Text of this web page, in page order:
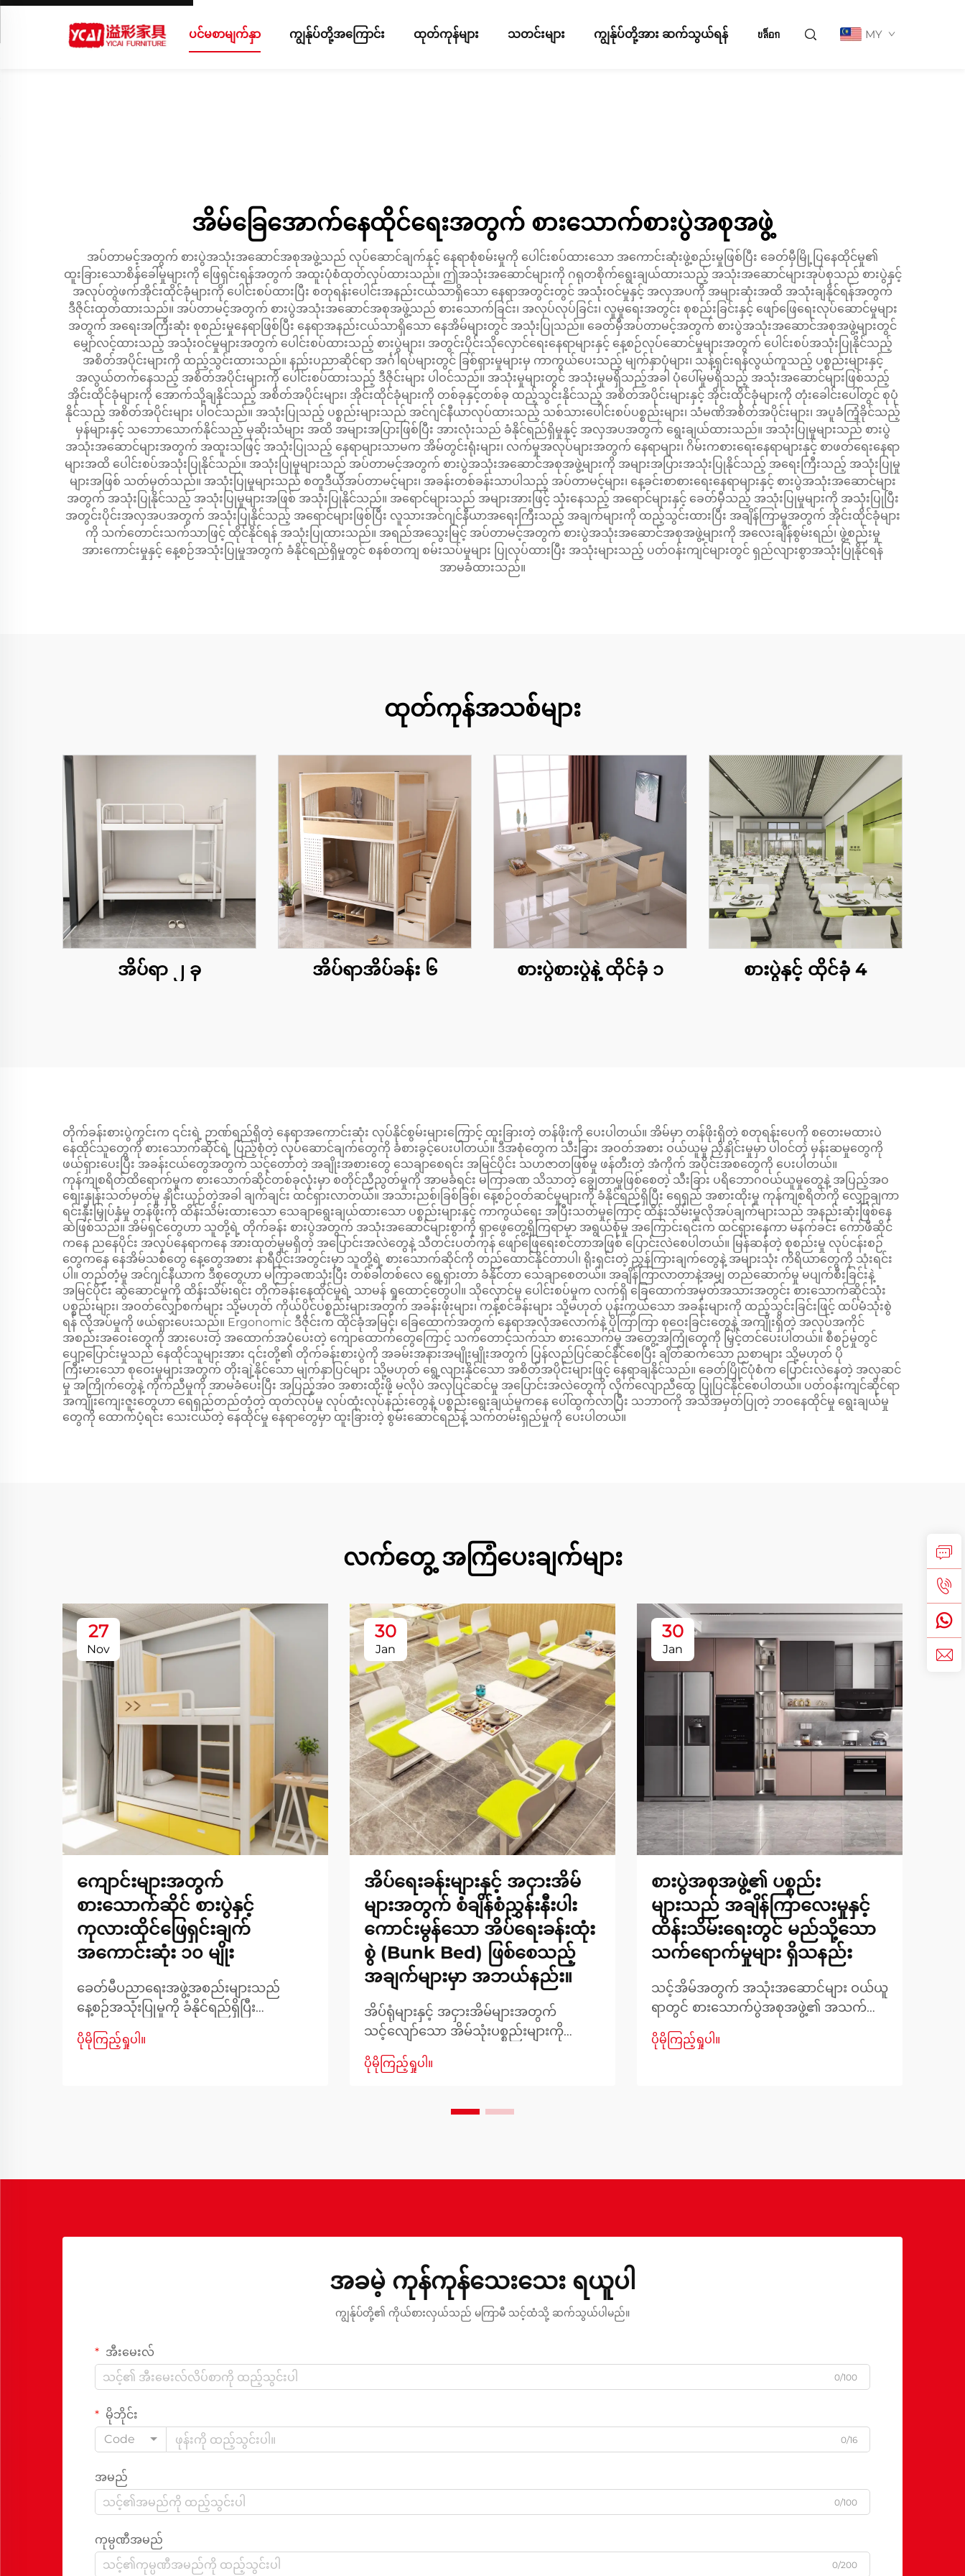
ပင်မစာမျက်နှာ ကျွန်ုပ်တို့အကြောင်း ထုတ်ကုန်များ သတင်းများ ကျွန်ုပ်တို့အား ဆက်သွယ်ရန် บล็อก MY
အိမ်ခြေအောက်နေထိုင်ရေးအတွက် စားသောက်စားပွဲအစုအဖွဲ့
အပ်တာမင့်အတွက် စားပွဲအသုံးအဆောင်အစုအဖွဲ့သည် လုပ်ဆောင်ချက်နှင့် နေရာစုံစမ်းမှုကို ပေါင်းစပ်ထားသော အကောင်းဆုံးဖွဲ့စည်းမှုဖြစ်ပြီး ခေတ်မှီမြို့ပြနေထိုင်မှု၏
ထူးခြားသောစိန်ခေါ်မှုများကို ဖြေရှင်းရန်အတွက် အထူးပုံစံထုတ်လုပ်ထားသည်။ ဤအသုံးအဆောင်များကို ဂရုတစိုက်ရွေးချယ်ထားသည့် အသုံးအဆောင်များအုပ်စုသည် စားပွဲနှင့်
အလုပ်တွဲဖက်အိုင်းထိုင်ခုံများကို ပေါင်းစပ်ထားပြီး စတုရန်းပေါင်းအနည်းငယ်သာရှိသော နေရာအတွင်းတွင် အသုံးဝင်မှုနှင့် အလှအပကို အများဆုံးအထိ အသုံးချနိုင်ရန်အတွက်
ဒီဇိုင်းထုတ်ထားသည်။ အပ်တာမင့်အတွက် စားပွဲအသုံးအဆောင်အစုအဖွဲ့သည် စားသောက်ခြင်း၊ အလုပ်လုပ်ခြင်း၊ လူမှုရေးအတွင်း စုစည်းခြင်းနှင့် ဖျော်ဖြေရေးလုပ်ဆောင်မှုများ
အတွက် အရေးအကြီးဆုံး စုစည်းမှုနေရာဖြစ်ပြီး နေရာအနည်းငယ်သာရှိသော နေအိမ်များတွင် အသုံးပြုသည်။ ခေတ်မှီအပ်တာမင့်အတွက် စားပွဲအသုံးအဆောင်အစုအဖွဲ့များတွင်
မျှော်လင့်ထားသည့် အသုံးဝင်မှုများအတွက် ပေါင်းစပ်ထားသည့် စားပွဲများ၊ အတွင်းပိုင်းသိုလှောင်ရေးနေရာများနှင့် နေ့စဉ်လုပ်ဆောင်မှုများအတွက် ပေါင်းစပ်အသုံးပြုနိုင်သည့်
အစိတ်အပိုင်းများကို ထည့်သွင်းထားသည်။ နည်းပညာဆိုင်ရာ အင်္ဂါရပ်များတွင် ခြစ်ရှားမှုများမှ ကာကွယ်ပေးသည့် မျက်နှာပုံများ၊ သန့်ရှင်းရန်လွယ်ကူသည့် ပစ္စည်းများနှင့်
အလွယ်တက်နေသည့် အစိတ်အပိုင်းများကို ပေါင်းစပ်ထားသည့် ဒီဇိုင်းများ ပါဝင်သည်။ အသုံးမှုများတွင် အသုံးမှုမရှိသည့်အခါ ပုံပေါ်မှုမရှိသည့် အသုံးအဆောင်များဖြစ်သည့်
အိုင်းထိုင်ခုံများကို အောက်သို့ချနိုင်သည့် အစိတ်အပိုင်းများ၊ အိုင်းထိုင်ခုံများကို တစ်ခုနှင့်တစ်ခု ထည့်သွင်းနိုင်သည့် အစိတ်အပိုင်းများနှင့် အိုင်းထိုင်ခုံများကို တုံးခေါင်းပေါ်တွင် စုပုံ
နိုင်သည့် အစိတ်အပိုင်းများ ပါဝင်သည်။ အသုံးပြုသည့် ပစ္စည်းများသည် အင်ဂျင်နီယာလုပ်ထားသည့် သစ်သားပေါင်းစပ်ပစ္စည်းများ၊ သံမဏိအစိတ်အပိုင်းများ၊ အပူခံကြံ့ခိုင်သည့်
မှန်များနှင့် သဘောသောက်နိုင်သည့် မုဆိုးသံများ အထိ အများအပြားဖြစ်ပြီး အားလုံးသည် ခံနိုင်ရည်ရှိမှုနှင့် အလှအပအတွက် ရွေးချယ်ထားသည်။ အသုံးပြုမှုများသည် စားပွဲ
အသုံးအဆောင်များအတွက် အထူးသဖြင့် အသုံးပြုသည့် နေရာများသာမက အိမ်တွင်းရုံးများ၊ လက်မှုအလုပ်များအတွက် နေရာများ၊ ဂိမ်းကစားရေးနေရာများနှင့် စာဖတ်ရေးနေရာ
များအထိ ပေါင်းစပ်အသုံးပြုနိုင်သည်။ အသုံးပြုမှုများသည် အပ်တာမင့်အတွက် စားပွဲအသုံးအဆောင်အစုအဖွဲ့များကို အများအပြားအသုံးပြုနိုင်သည့် အရေးကြီးသည့် အသုံးပြုမှု
များအဖြစ် သတ်မှတ်သည်။ အသုံးပြုမှုများသည် စတူဒီယိုအပ်တာမင့်များ၊ အခန်းတစ်ခန်းသာပါသည့် အပ်တာမင့်များ၊ နေ့ခင်းစာစားရေးနေရာများနှင့် စားပွဲအသုံးအဆောင်များ
အတွက် အသုံးပြုနိုင်သည့် အသုံးပြုမှုများအဖြစ် အသုံးပြုနိုင်သည်။ အရောင်များသည် အများအားဖြင့် သုံးနေသည့် အရောင်များနှင့် ခေတ်မှီသည့် အသုံးပြုမှုများကို အသုံးပြုပြီး
အတွင်းပိုင်းအလှအပအတွက် အသုံးပြုနိုင်သည့် အရောင်များဖြစ်ပြီး လူသားအင်ဂျင်နီယာအရေးကြီးသည့် အချက်များကို ထည့်သွင်းထားပြီး အချိန်ကြာမှုအတွက် အိုင်းထိုင်ခုံများ
ကို သက်တောင်းသက်သာဖြင့် ထိုင်နိုင်ရန် အသုံးပြုထားသည်။ အရည်အသွေးမြင့် အပ်တာမင့်အတွက် စားပွဲအသုံးအဆောင်အစုအဖွဲ့များကို အလေးချိန်စွမ်းရည်၊ ဖွဲ့စည်းမှု
အားကောင်းမှုနှင့် နေ့စဉ်အသုံးပြုမှုအတွက် ခံနိုင်ရည်ရှိမှုတွင် စနစ်တကျ စမ်းသပ်မှုများ ပြုလုပ်ထားပြီး အသုံးများသည့် ပတ်ဝန်းကျင်များတွင် ရှည်လျားစွာအသုံးပြုနိုင်ရန်
အာမခံထားသည်။
ထုတ်ကုန်အသစ်များ
အိပ်ရာ ၂ ခု အိပ်ရာအိပ်ခန်း ၆ စားပွဲစားပွဲနဲ့ ထိုင်ခုံ ၁ စားပွဲနှင့် ထိုင်ခုံ 4
တိုက်ခန်းစားပွဲကွင်းက ၎င်းရဲ့ ဉာဏ်ရည်ရှိတဲ့ နေရာအကောင်းဆုံး လုပ်နိုင်စွမ်းများကြောင့် ထူးခြားတဲ့ တန်ဖိုးကို ပေးပါတယ်။ အိမ်မှာ တန်ဖိုးရှိတဲ့ စတုရန်းပေကို စတေးမထားပဲ
နေထိုင်သူတွေကို စားသောက်ဆိုင်ရဲ့ ပြည့်စုံတဲ့ လုပ်ဆောင်ချက်တွေကို ခံစားခွင့်ပေးပါတယ်။ ဒီအစုံတွေက သီးခြား အဝတ်အစား ဝယ်ယူမှု ညှိနှိုင်းမှုမှာ ပါဝင်တဲ့ မှန်းဆမှုတွေကို
ဖယ်ရှားပေးပြီး အခန်းငယ်တွေအတွက် သင့်တော်တဲ့ အချိုးအစားတွေ သေချာစေရင်း အမြင်ပိုင်း သဟဇာတဖြစ်မှု ဖန်တီးတဲ့ အံကိုက် အပိုင်းအစတွေကို ပေးပါတယ်။
ကုန်ကျစရိတ်ထိရောက်မှုက စားသောက်ဆိုင်တစ်ခုလုံးမှာ စတိုင်ညီညွတ်မှုကို အာမခံရင်း မကြာခဏ သိသာတဲ့ ချွေတာမှုဖြစ်စေတဲ့ သီးခြား ပရိဘောဂဝယ်ယူမှုတွေနဲ့ အပြည့်အဝ
စျေးနှုန်းသတ်မှတ်မှု နှိုင်းယှဉ်တဲ့အခါ ချက်ချင်း ထင်ရှားလာတယ်။ အသားညစ်၊ခြစ်ခြစ်၊ နေ့စဉ်ဝတ်ဆင်မှုများကို ခံနိုင်ရည်ရှိပြီး ရေရှည် အစားထိုးမှု ကုန်ကျစရိတ်ကို လျှော့ချကာ
ရင်းနှီးမြှုပ်နှံမှု တန်ဖိုးကို ထိန်းသိမ်းထားသော သေချာရွေးချယ်ထားသော ပစ္စည်းများနှင့် ကာကွယ်ရေး အပြီးသတ်မှုကြောင့် ထိန်းသိမ်းမှုလိုအပ်ချက်များသည် အနည်းဆုံးဖြစ်နေ
ဆဲဖြစ်သည်။ အိမ်ရှင်တွေဟာ သူတို့ရဲ့ တိုက်ခန်း စားပွဲအတွက် အသုံးအဆောင်များစွာကို ရှာဖွေတွေ့ရှိကြရာမှာ အရွယ်စုံမှု အကြောင်းရင်းက ထင်ရှားနေကာ မနက်ခင်း ကော်ဖီဆိုင်
ကနေ ညနေပိုင်း အလုပ်နေရာကနေ အားထုတ်မှုမရှိတဲ့ အပြောင်းအလဲတွေနဲ့ သီတင်းပတ်ကုန် ဖျော်ဖြေရေးစင်တာအဖြစ် ပြောင်းလဲစေပါတယ်။ မြန်ဆန်တဲ့ စုစည်းမှု လုပ်ငန်းစဉ်
တွေကနေ နေအိမ်သစ်တွေ နေ့တွေအစား နာရီပိုင်းအတွင်းမှာ သူတို့ရဲ့ စားသောက်ဆိုင်ကို တည်ထောင်နိုင်တာပါ၊ ရိုးရှင်းတဲ့ ညွှန်ကြားချက်တွေနဲ့ အများသုံး ကိရိယာတွေကို သုံးရင်း
ပါ။ တည်တံ့မှု အင်ဂျင်နီယာက ဒီစုတွေဟာ မကြာခဏသုံးပြီး တစ်ခါတစ်လေ ရွေ့ရှားတာ ခံနိုင်တာ သေချာစေတယ်။ အချိန်ကြာလာတာနဲ့အမျှ တည်ဆောက်မှု မပျက်စီးခြင်းနဲ့
အမြင်ပိုင်း ဆွဲဆောင်မှုကို ထိန်းသိမ်းရင်း တိုက်ခန်းနေထိုင်မှုရဲ့ သာမန် ရှုထောင့်တွေပါ။ သိုလှောင်မှု ပေါင်းစပ်မှုက လက်ရှိ ခြေထောက်အမှတ်အသားအတွင်း စားသောက်ဆိုင်သုံး
ပစ္စည်းများ၊ အဝတ်လျှော်စက်များ သို့မဟုတ် ကိုယ်ပိုင်ပစ္စည်းများအတွက် အခန်းဖုံးများ၊ ကန့်စင်ခန်းများ သို့မဟုတ် ပုန်းကွယ်သော အခန်းများကို ထည့်သွင်းခြင်းဖြင့် ထပ်မံသုံးစွဲ
ရန် လိုအပ်မှုကို ဖယ်ရှားပေးသည်။ Ergonomic ဒီဇိုင်းက ထိုင်ခုံအမြင့်၊ ခြေထောက်အတွက် နေရာအလုံအလောက်နဲ့ ပိုကြာကြာ စုဝေးခြင်းတွေနဲ့ အကျိုးရှိတဲ့ အလုပ်အကိုင်
အစည်းအဝေးတွေကို အားပေးတဲ့ အထောက်အပံ့ပေးတဲ့ ကျောထောက်တွေကြောင့် သက်တောင့်သက်သာ စားသောက်မှု အတွေ့အကြုံတွေကို မြှင့်တင်ပေးပါတယ်။ စီစဉ်မှုတွင်
ပျော့ပြောင်းမှုသည် နေထိုင်သူများအား ၎င်းတို့၏ တိုက်ခန်းစားပွဲကို အခမ်းအနားအမျိုးမျိုးအတွက် ပြန်လည်ပြင်ဆင်နိုင်စေပြီး ချိတ်ဆက်သော ညစာများ သို့မဟုတ် ပို
ကြီးမားသော စုဝေးမှုများအတွက် တိုးချဲ့နိုင်သော မျက်နှာပြင်များ သို့မဟုတ် ရွေ့လျားနိုင်သော အစိတ်အပိုင်းများဖြင့် နေရာချနိုင်သည်။ ခေတ်ပြိုင်ပုံစံက ပြောင်းလဲနေတဲ့ အလှဆင်
မှု အကြိုက်တွေနဲ့ ကိုက်ညီမှုကို အာမခံပေးပြီး အပြည့်အဝ အစားထိုးဖို့ မလိုပဲ အလှပြင်ဆင်မှု အပြောင်းအလဲတွေကို လိုက်လျောညီထွေ ပြုပြင်နိုင်စေပါတယ်။ ပတ်ဝန်းကျင်ဆိုင်ရာ
အကျိုးကျေးဇူးတွေဟာ ရေရှည်တည်တံ့တဲ့ ထုတ်လုပ်မှု လုပ်ထုံးလုပ်နည်းတွေနဲ့ ပစ္စည်းရွေးချယ်မှုကနေ ပေါ်ထွက်လာပြီး သဘာ၀ကို အသိအမှတ်ပြုတဲ့ ဘဝနေထိုင်မှု ရွေးချယ်မှု
တွေကို ထောက်ပံ့ရင်း သေးငယ်တဲ့ နေထိုင်မှု နေရာတွေမှာ ထူးခြားတဲ့ စွမ်းဆောင်ရည်နဲ့ သက်တမ်းရှည်မှုကို ပေးပါတယ်။
လက်တွေ့ အကြံပေးချက်များ
27
Nov
ကျောင်းများအတွက်
စားသောက်ဆိုင် စားပွဲနှင့်
ကုလားထိုင်ဖြေရှင်းချက်
အကောင်းဆုံး ၁၀ မျိုး
ခေတ်မီပညာရေးအဖွဲ့အစည်းများသည်
နေ့စဉ်အသုံးပြုမှုကို ခံနိုင်ရည်ရှိပြီး
သက်တောင့်သက်သာရှိစေမည့် ခိုင်ခံ့ပြီး
ပိုမိုကြည့်ရှုပါ။
30
Jan
အိပ်ရေးခန်းများနှင့် အငှားအိမ်
များအတွက် စံချိန်စံညွှန်းနီးပါး
ကောင်းမွန်သော အိပ်ရေးခန်းထုံး
စွဲ (Bunk Bed) ဖြစ်စေသည့်
အချက်များမှာ အဘယ်နည်း။
အိပ်ရုံများနှင့် အငှားအိမ်များအတွက်
သင့်လျော်သော အိမ်သုံးပစ္စည်းများကို
မှု ထိရောက်မှုနှင့် စုစုပေါင်းစုံစမ်းမှု တို့ကို
လိုအပ်ပါသည်။ အိမ်သုံးပစ္စည်းအားလုံး
ပိုမိုကြည့်ရှုပါ။
30
Jan
စားပွဲအစုအဖွဲ့၏ ပစ္စည်း
များသည် အချိန်ကြာလေးမှုနှင့်
ထိန်းသိမ်းရေးတွင် မည်သို့သော
သက်ရောက်မှုများ ရှိသနည်း
သင့်အိမ်အတွက် အသုံးအဆောင်များ ဝယ်ယူ
ရာတွင် စားသောက်ပွဲအစုအဖွဲ့၏ အသက်တာ
မည်သို့အကျိုးသက်ရောက်မောက်သည်ကို
ပါပါပါပါပါပါပါပါပါပါပါပါပါပါပါပါပါပါပါ
ပါပါပါပါပါပါပါပါပါပါပါပါပါပါပါပါပါပါပါ
ပိုမိုကြည့်ရှုပါ။
အခမဲ့ ကုန်ကုန်သေးသေး ရယူပါ
ကျွန်ုပ်တို့၏ ကိုယ်စားလှယ်သည် မကြာမီ သင့်ထံသို့ ဆက်သွယ်ပါမည်။
အီးမေးလ်
0/100
မိုဘိုင်း
Code
0/16
အမည်
0/100
ကုမ္ပဏီအမည်
0/200